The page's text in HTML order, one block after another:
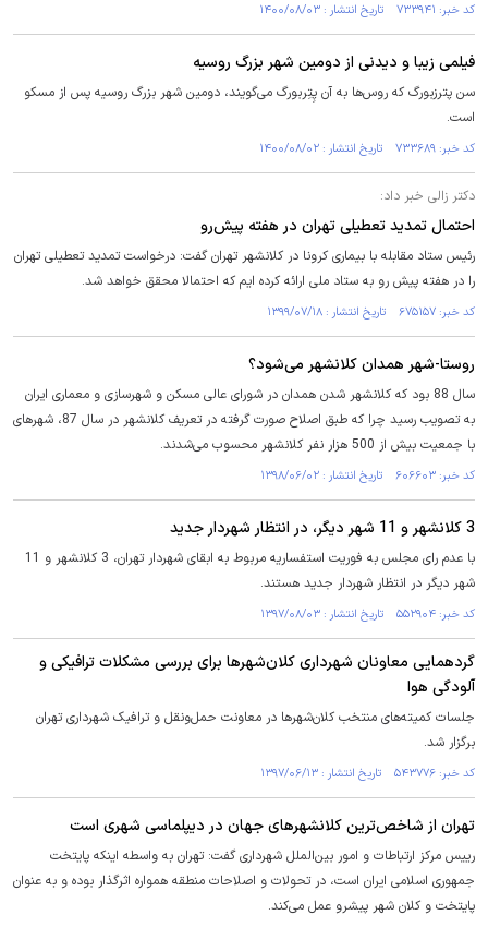
کد خبر: ۷۳۳۹۴۱ تاریخ انتشار : ۱۴۰۰/۰۸/۰۳
فیلمی زیبا و دیدنی از دومین شهر بزرگ روسیه
سن پترزبورگ که روس‌ها به آن پِتِربورگ می‌گویند، دومین شهر بزرگ روسیه پس از مسکو
است.
کد خبر: ۷۳۳۶۸۹ تاریخ انتشار : ۱۴۰۰/۰۸/۰۲
دکتر زالی خبر داد:
احتمال تمدید تعطیلی تهران در هفته پیش‌رو
رئیس ستاد مقابله با بیماری کرونا در کلانشهر تهران گفت: درخواست تمدید تعطیلی تهران
را در هفته پیش رو به ستاد ملی ارائه کرده ایم که احتمالا محقق خواهد شد.
کد خبر: ۶۷۵۱۵۷ تاریخ انتشار : ۱۳۹۹/۰۷/۱۸
روستا-شهر همدان کلانشهر می‌شود؟
سال 88 بود که کلانشهر شدن همدان در شورای عالی مسکن و شهرسازی و معماری ایران
به تصویب رسید چرا که طبق اصلاح صورت گرفته در تعریف کلانشهر در سال 87، شهرهای
با جمعیت بیش از 500 هزار نفر کلانشهر محسوب می‌شدند.
کد خبر: ۶۰۶۶۰۳ تاریخ انتشار : ۱۳۹۸/۰۶/۰۲
3 کلانشهر و 11 شهر دیگر، در انتظار شهردار جدید
با عدم رای مجلس به فوریت استفساریه مربوط به ابقای شهردار تهران، 3 کلانشهر و 11
شهر دیگر در انتظار شهردار جدید هستند.
کد خبر: ۵۵۲۹۰۴ تاریخ انتشار : ۱۳۹۷/۰۸/۰۳
گردهمایی معاونان شهرداری کلان‌شهرها برای بررسی مشکلات ترافیکی و
آلودگی هوا
جلسات کمیته‌های منتخب کلان‌شهرها در معاونت حمل‌ونقل و ترافیک شهرداری تهران
برگزار شد.
کد خبر: ۵۴۳۷۷۶ تاریخ انتشار : ۱۳۹۷/۰۶/۱۳
تهران از شاخص‌ترین کلانشهرهای جهان در دیپلماسی شهری است
رییس مرکز ارتباطات و امور بین‌الملل شهرداری گفت: تهران به واسطه اینکه پایتخت
جمهوری اسلامی ایران است، در تحولات و اصلاحات منطقه همواره اثرگذار بوده و به عنوان
پایتخت و کلان شهر پیشرو عمل می‌کند.